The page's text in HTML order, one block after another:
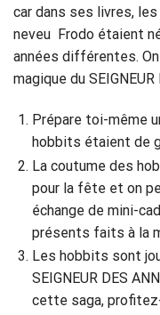
car dans ses livres,
neveu Frodo étaient
années différentes.
magique du SEIGNEUR
Prépare toi-même
hobbits étaient de
La coutume des
pour la fête et on
échange de mini-
présents faits à la
Les hobbits sont
SEIGNEUR DES
cette saga,